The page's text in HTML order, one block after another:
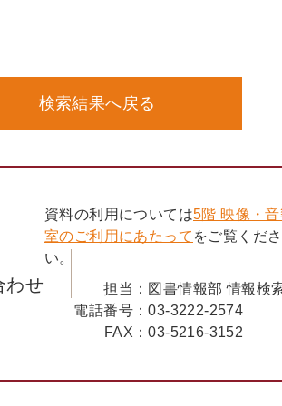
検索結果へ戻る
わせ
資料の利用については5階 映像・
室のご利用にあたって をご覧くださ
い。
担当： 図書情報部 情報検
電話番号：03-3222-2574
FAX：03-5216-3152